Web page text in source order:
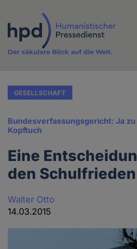
Inhalt
Der säkulare Blick auf die Welt.
GESELLSCHAFT
Bundesverfassungsgericht: Ja
Kopftuch
Eine
den Schulfrieden
Walter Otto
14.03.2015